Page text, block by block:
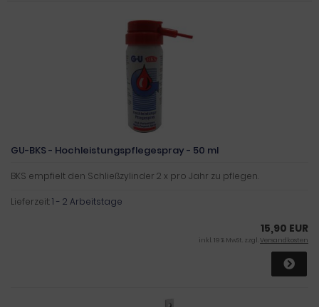
GU-BKS - Hochleistungspflegespray - 50 ml
BKS empfielt den Schließzylinder 2 x pro Jahr zu pflegen.
Lieferzeit:1 - 2 Arbeitstage
15,90 EUR
inkl. 19 % MwSt. zzgl.Versandkosten